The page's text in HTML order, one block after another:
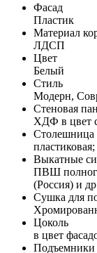
Фасад
Пластик
Материал
ЛДСП
Цвет
Белый
Стиль
Модерн,
Стеновая
ХДФ в цвет
Столешница
Выкатные
ПВШ
(Россия) и
Сушка для
Цоколь
в цвет
Подъемники